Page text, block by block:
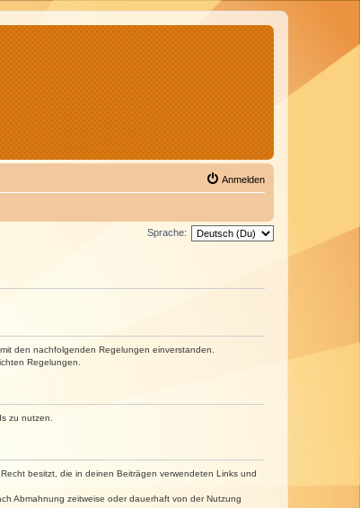
Anmelden
Sprache:
den nachfolgenden Regelungen einverstanden.
Regelungen.
zu nutzen.
besitzt, die in deinen Beiträgen verwendeten Links und
Abmahnung zeitweise oder dauerhaft von der Nutzung